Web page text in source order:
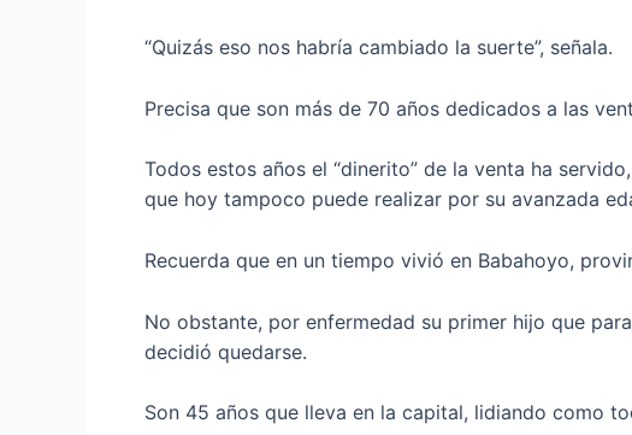
“Quizás eso nos habría cambiado la suerte”, señala.
Precisa que son más de 70 años dedicados a las
Todos estos años el “dinerito” de la venta ha
que hoy tampoco puede realizar por su avanzada
Recuerda que en un tiempo vivió en Babahoyo,
No obstante, por enfermedad su primer hijo que
decidió quedarse.
Son 45 años que lleva en la capital, lidiando como